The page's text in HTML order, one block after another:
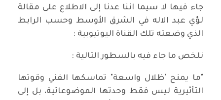
جاء فيها لا سيما اننا عدنا إلى الاطلاع على مقالة
لؤي عبد الاله في الشرق الأوسط وحسب الرابط
الذي وضعته تلك القناة اليوتيوبية :
نلخص ما جاء فيه بالسطور التالية :
"ما يمنح "ظلال واسعة" تماسكها الفني وقوتها
التأثيرية ليس فقط وحدتها الموضوعاتية، بل إلى